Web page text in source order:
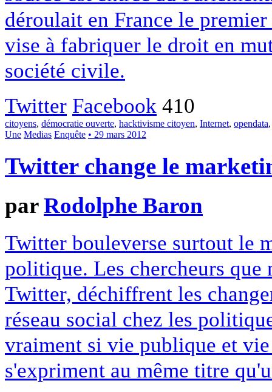
déroulait en France le
vise à fabriquer le droit en
société civile.
Twitter Facebook 410
citoyens, démocratie ouverte, hacktivisme citoyen, Internet, opendata
Une Medias Enquête • 29 mars 2012
Twitter change le
parRodolphe Baron
Twitter bouleverse surtout le
politique. Les chercheurs que
Twitter, déchiffrent les
réseau social chez les
vraiment si vie publique et
s'expriment au même titre